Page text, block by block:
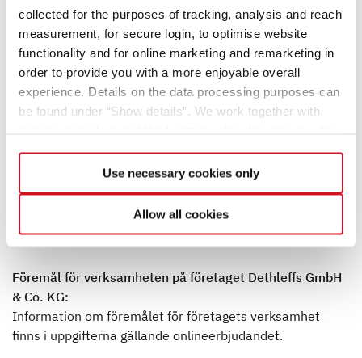
collected for the purposes of tracking, analysis and reach
measurement, for secure login, to optimise website
functionality and for online marketing and remarketing in
order to provide you with a more enjoyable overall
experience. Details on the data processing purposes can
be found under “Show details”. We work together with
data for their own purposes and merge it with other data if
necessary. If you click the “Allow cookies” button or
select individual cookies in the detailed view, you provide
your consent to the processing of your data for the
and not required to use our website. You can view your
change them later (such as by using the fingerprint button
at the bottom left of the website). You can find further
information in our Privacy Policy.
Allow all cookies
Use necessary cookies only
(BDSG-neu):
Stefan Fischerkeller
Deutsche Datenschutzkanzlei
Richard-Wagner-Straße 2
88094 Oberteuringen
Tyskland
E-post: fischerkeller@deutsche-datenschutzkanzlei.de
Tekniskt underhåll av webbplatsen:
papillo GmbH, Märzenburgweg 15, 87674 Apfeltrang
E-post: info@papillo.de
Föremål för verksamheten på företaget Dethleffs GmbH
& Co. KG:
Information om föremålet för företagets verksamhet
finns i uppgifterna gällande onlineerbjudandet.